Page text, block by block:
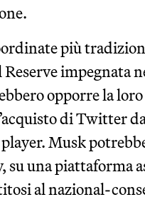
più
impegnata
opporre la
di Twitter
Musk
una piattaforma
al nazional-